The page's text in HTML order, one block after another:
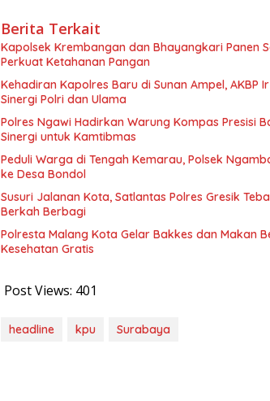
Berita Terkait
Kapolsek Krembangan dan Bhayangkari Panen
Perkuat Ketahanan Pangan
Kehadiran Kapolres Baru di Sunan Ampel, AKBP
Sinergi Polri dan Ulama
Polres Ngawi Hadirkan Warung Kompas Presisi
Sinergi untuk Kamtibmas
Peduli Warga di Tengah Kemarau, Polsek
ke Desa Bondol
Susuri Jalanan Kota, Satlantas Polres Gresik
Berkah Berbagi
Polresta Malang Kota Gelar Bakkes dan Makan
Kesehatan Gratis
Post Views: 401
headline kpu Surabaya